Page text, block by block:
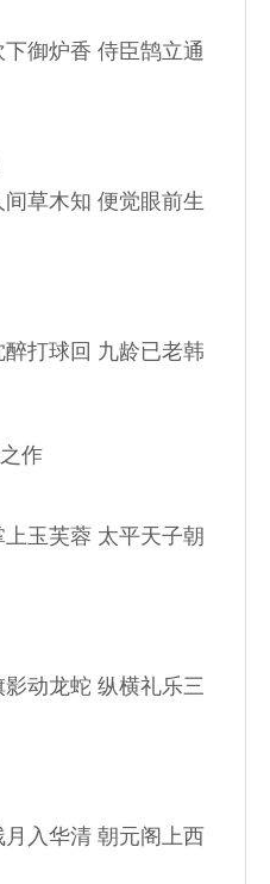
御炉香 侍臣鹄立通
草木知 便觉眼前生
打球回 九龄已老韩
作
玉芙蓉 太平天子朝
动龙蛇 纵横礼乐三
入华清 朝元阁上西